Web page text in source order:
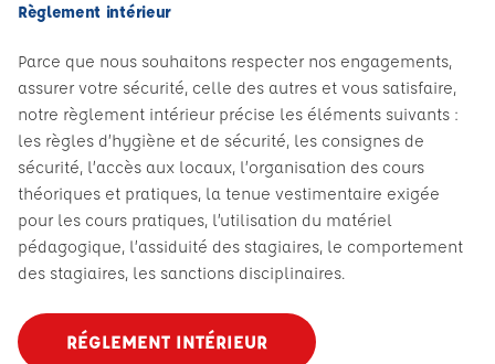
Règlement intérieur
Parce que nous souhaitons respecter nos engagements,
assurer votre sécurité, celle des autres et vous satisfaire,
notre règlement intérieur précise les éléments suivants :
les règles d’hygiène et de sécurité, les consignes de
sécurité, l’accès aux locaux, l’organisation des cours
théoriques et pratiques, la tenue vestimentaire exigée
pour les cours pratiques, l’utilisation du matériel
pédagogique, l’assiduité des stagiaires, le comportement
des stagiaires, les sanctions disciplinaires.
RÉGLEMENT INTÉRIEUR